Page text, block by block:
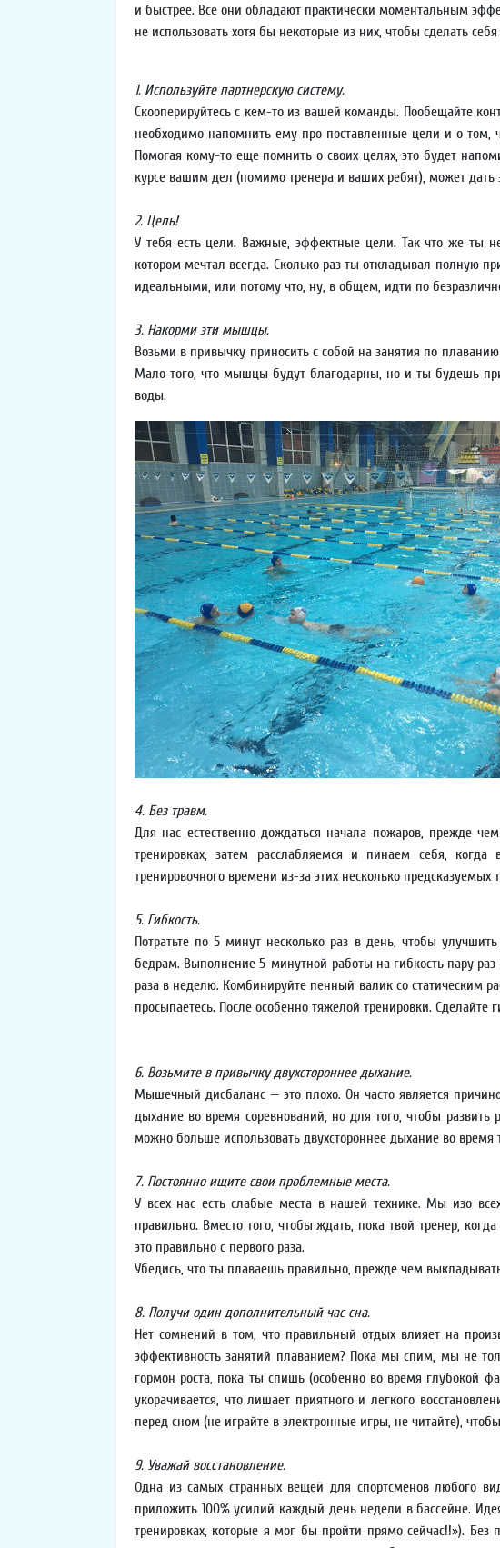
и быстрее. Все они обладают практически моментальным
не использовать хотя бы некоторые из них, чтобы сделать
1. Используйте партнерскую систему.
Скооперируйтесь с кем-то из вашей команды. Пообещайте
необходимо напомнить ему про поставленные цели и о том,
Помогая кому-то еще помнить о своих целях, это будет
курсе вашим дел (помимо тренера и ваших ребят), может дать
2. Цель!
У тебя есть цели. Важные, эффектные цели. Так что же ты
котором мечтал всегда. Сколько раз ты откладывал полную
идеальными, или потому что, ну, в общем, идти по
3. Накорми эти мышцы.
Возьми в привычку приносить с собой на занятия по
Мало того, что мышцы будут благодарны, но и ты будешь
воды.
4. Без травм.
Для нас естественно дождаться начала пожаров, прежде
тренировках, затем расслабляемся и пинаем себя, когда
тренировочного времени из-за этих несколько предсказуемых
5. Гибкость.
Потратьте по 5 минут несколько раз в день, чтобы
бедрам. Выполнение 5-минутной работы на гибкость пару
раза в неделю. Комбинируйте пенный валик со статическим
просыпаетесь. После особенно тяжелой тренировки.
6. Возьмите в привычку двухстороннее дыхание.
Мышечный дисбаланс — это плохо. Он часто является
дыхание во время соревнований, но для того, чтобы
можно больше использовать двухстороннее дыхание во время
7. Постоянно ищите свои проблемные места.
У всех нас есть слабые места в нашей технике. Мы изо
правильно. Вместо того, чтобы ждать, пока твой тренер,
это правильно с первого раза.
Убедись, что ты плаваешь правильно, прежде чем
8. Получи один дополнительный час сна.
Нет сомнений в том, что правильный отдых влияет на
эффективность занятий плаванием? Пока мы спим, мы не
гормон роста, пока ты спишь (особенно во время глубокой
укорачивается, что лишает приятного и легкого
перед сном (не играйте в электронные игры, не читайте),
9. Уважай восстановление.
Одна из самых странных вещей для спортсменов любого
приложить 100% усилий каждый день недели в бассейне.
тренировках, которые я мог бы пройти прямо сейчас!!»). Без